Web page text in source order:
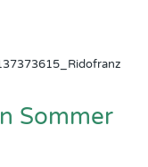
Sommer